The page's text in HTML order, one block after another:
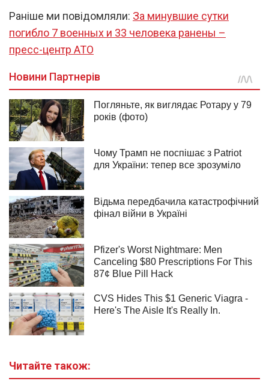
Раніше ми повідомляли: За минувшие сутки
погибло 7 военных и 33 человека ранены –
пресс-центр АТО
Читайте також: